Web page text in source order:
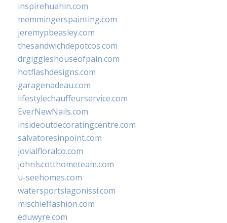
inspirehuahin.com
memmingerspainting.com
jeremypbeasley.com
thesandwichdepotcos.com
drgiggleshouseofpain.com
hotflashdesigns.com
garagenadeau.com
lifestylechauffeurservice.com
EverNewNails.com
insideoutdecoratingcentre.com
salvatoresinpoint.com
jovialfloralco.com
johnlscotthometeam.com
u-seehomes.com
watersportslagonissi.com
mischieffashion.com
eduwyre.com